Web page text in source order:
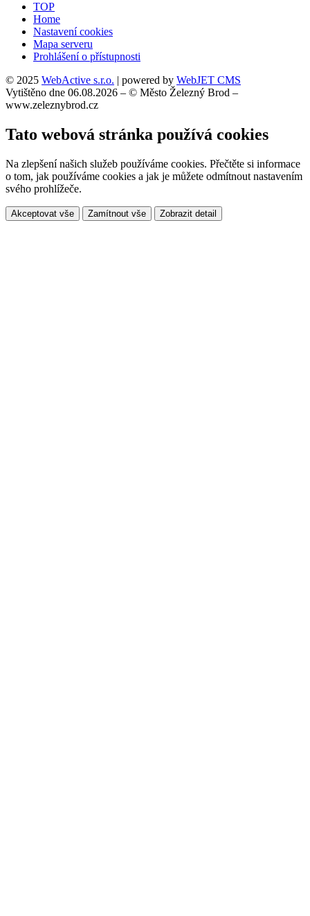
TOP
Home
Nastavení cookies
Mapa serveru
Prohlášení o přístupnosti
© 2025 WebActive s.r.o. | powered by WebJET CMS
Vytištěno dne 06.08.2026 – © Město Železný Brod –
www.zeleznybrod.cz
Tato webová stránka používá cookies
Na zlepšení našich služeb používáme cookies. Přečtěte si informace
o tom, jak používáme cookies a jak je můžete odmítnout nastavením
svého prohlížeče.
Akceptovat vše Zamítnout vše Zobrazit detail